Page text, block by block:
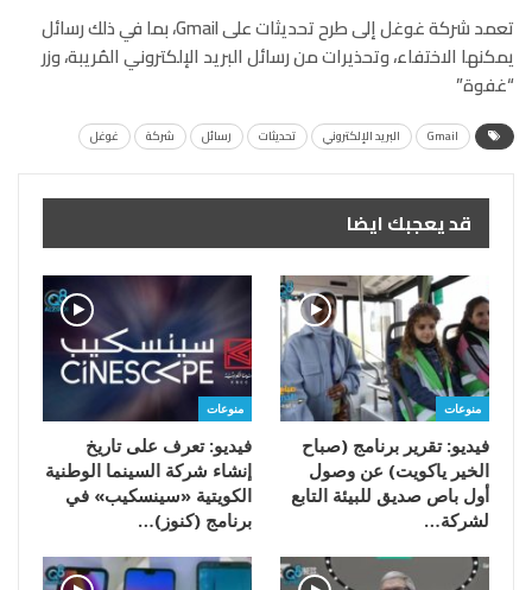
تعمد شركة غوغل إلى طرح تحديثات على Gmail، بما في ذلك رسائل
يمكنها الاختفاء، وتحذيرات من رسائل البريد الإلكتروني المُريبة، وزر
“غفوة”
Gmail البريد الإلكتروني تحديثات رسائل شركة غوغل
قد يعجبك ايضا
منوعات
فيديو: تقرير برنامج (صباح
الخير ياكويت) عن وصول
أول باص صديق للبيئة التابع
لشركة…
منوعات
فيديو: تعرف على تاريخ
إنشاء شركة السينما الوطنية
الكويتية «سينسكيب» في
برنامج (كنوز)…